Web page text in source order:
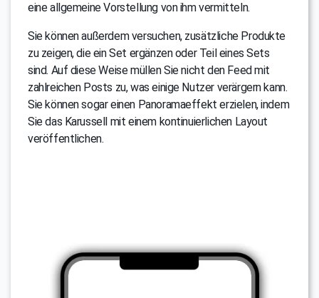
eine allgemeine Vorstellung von ihm vermitteln.
Sie können außerdem versuchen, zusätzliche Produkte
zu zeigen, die ein Set ergänzen oder Teil eines Sets
sind. Auf diese Weise müllen Sie nicht den Feed mit
zahlreichen Posts zu, was einige Nutzer verärgern kann.
Sie können sogar einen Panoramaeffekt erzielen, indem
Sie das Karussell mit einem kontinuierlichen Layout
veröffentlichen.